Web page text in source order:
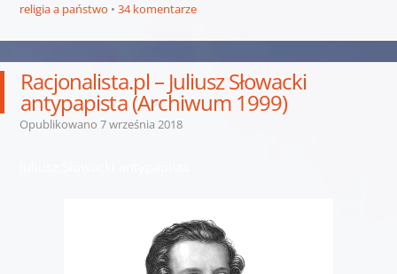
religia a państwo
34 komentarze
Racjonalista.pl – Juliusz Słowacki
antypapista (Archiwum 1999)
Opublikowano 7 września 2018